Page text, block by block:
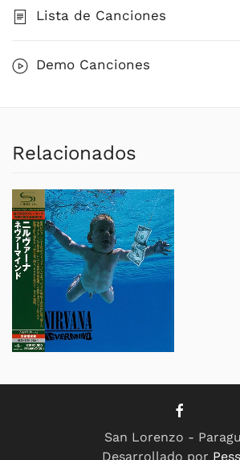
Lista de Canciones
Demo Canciones
Relacionados
San Lorenzo -
Desarrollado por